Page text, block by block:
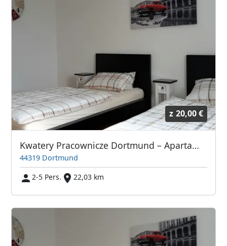
z 20,00 €
Kwatery Pracownicze Dortmund – Apartamenty dla firm
44319 Dortmund
2-5 Pers.
22,03 km